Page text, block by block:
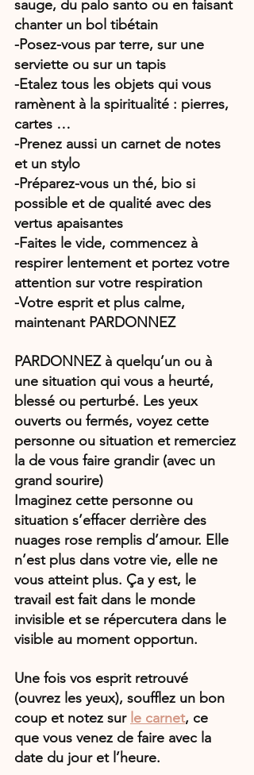
sauge, du palo santo ou en faisant
chanter un bol tibétain
-Posez-vous par terre, sur une
serviette ou sur un tapis
-Etalez tous les objets qui vous
ramènent à la spiritualité : pierres,
cartes …
-Prenez aussi un carnet de notes
et un stylo
-Préparez-vous un thé, bio si
possible et de qualité avec des
vertus apaisantes
-Faites le vide, commencez à
respirer lentement et portez votre
attention sur votre respiration
-Votre esprit et plus calme,
maintenant PARDONNEZ
PARDONNEZ à quelqu’un ou à
une situation qui vous a heurté,
blessé ou perturbé. Les yeux
ouverts ou fermés, voyez cette
personne ou situation et remerciez
la de vous faire grandir (avec un
grand sourire)
Imaginez cette personne ou
situation s’effacer derrière des
nuages rose remplis d’amour. Elle
n’est plus dans votre vie, elle ne
vous atteint plus. Ça y est, le
travail est fait dans le monde
invisible et se répercutera dans le
visible au moment opportun.
Une fois vos esprit retrouvé
(ouvrez les yeux), soufflez un bon
coup et notez sur le carnet, ce
que vous venez de faire avec la
date du jour et l’heure.